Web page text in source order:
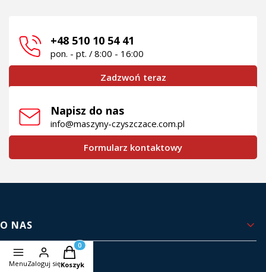
+48 510 10 54 41
pon. - pt. / 8:00 - 16:00
Zadzwoń teraz
Napisz do nas
info@maszyny-czyszczace.com.pl
Formularz kontaktowy
Linki w stopce
O NAS
Kontakt i dane firmy
MenuZaloguj się
Produkty w koszyku: 0. Zobacz szczegóły
Koszyk